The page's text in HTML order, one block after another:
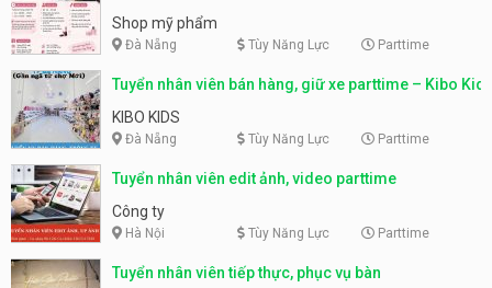
Shop mỹ phẩm
Đà Nẵng Tùy Năng Lực Parttime
Tuyển nhân viên bán hàng, giữ xe parttime – Kibo Kid
KIBO KIDS
Đà Nẵng Tùy Năng Lực Parttime
Tuyển nhân viên edit ảnh, video parttime
Công ty
Hà Nội Tùy Năng Lực Parttime
Tuyển nhân viên tiếp thực, phục vụ bàn